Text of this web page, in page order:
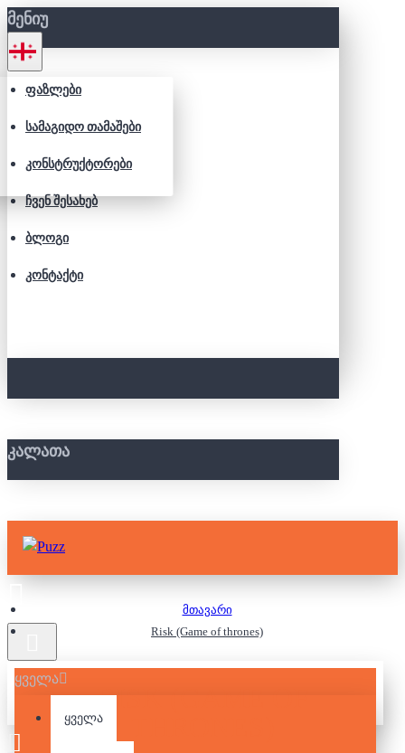
ᲛᲔᲜᲘᲣ
ᲤᲐᲖᲚᲔᲑᲘ
ᲡᲐᲛᲐᲒᲘᲓᲝ ᲗᲐᲛᲐᲨᲔᲑᲘ
ᲙᲝᲜᲡᲢᲠᲣᲥᲢᲝᲠᲔᲑᲘ
ᲩᲕᲔᲜ ᲨᲔᲡᲐᲮᲔᲑ
ᲑᲚᲝᲒᲘ
ᲙᲝᲜᲢᲐᲥᲢᲘ
ᲙᲐᲚᲐᲗᲐ
ყველა
ყველა
მთავარი
Risk (Game of thrones)
RISK (GAME OF